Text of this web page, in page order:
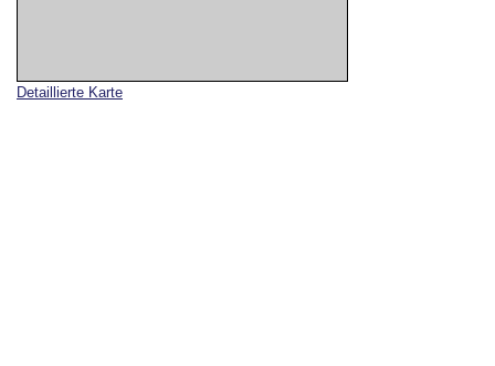
Detaillierte Karte